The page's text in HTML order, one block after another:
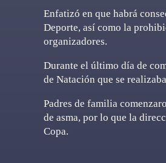
Enfatizó en que habrá
Deporte, así como la
organizadores.
Durante el último día de
de Natación que se
Padres de familia
de asma, por lo que la
Copa.